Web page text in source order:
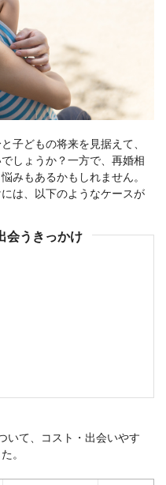
子どもの将来を見据えて、
しょうか？一方で、再婚相
みもあるかもしれません。
は、以下のようなケースが
会うきっかけ
いて、コスト・出会いやす
。